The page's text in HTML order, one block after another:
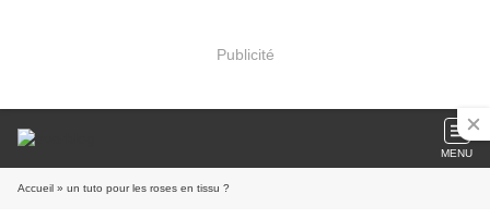
Publicité
MENU
Accueil » un tuto pour les roses en tissu ?